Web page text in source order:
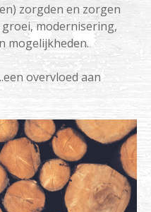
zorgden en zorgen
modernisering,
mogelijkheden.
overvloed aan